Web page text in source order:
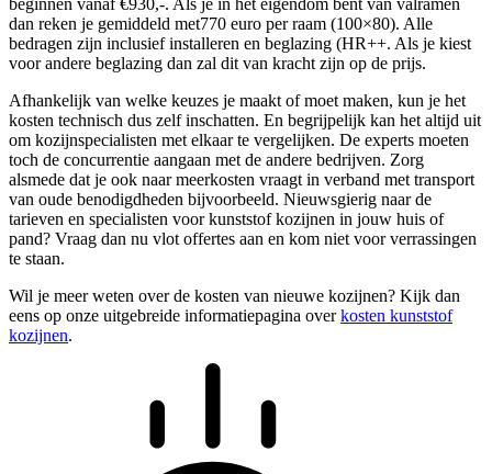
beginnen vanaf €930,-. Als je in het eigendom bent van valramen
dan reken je gemiddeld met770 euro per raam (100×80). Alle
bedragen zijn inclusief installeren en beglazing (HR++. Als je kiest
voor andere beglazing dan zal dit van kracht zijn op de prijs.
Afhankelijk van welke keuzes je maakt of moet maken, kun je het
kosten technisch dus zelf inschatten. En begrijpelijk kan het altijd uit
om kozijnspecialisten met elkaar te vergelijken. De experts moeten
toch de concurrentie aangaan met de andere bedrijven. Zorg
alsmede dat je ook naar meerkosten vraagt in verband met transport
van oude benodigdheden bijvoorbeeld. Nieuwsgierig naar de
tarieven en specialisten voor kunststof kozijnen in jouw huis of
pand? Vraag dan nu vlot offertes aan en kom niet voor verrassingen
te staan.
Wil je meer weten over de kosten van nieuwe kozijnen? Kijk dan
eens op onze uitgebreide informatiepagina overkosten kunststof
kozijnen.